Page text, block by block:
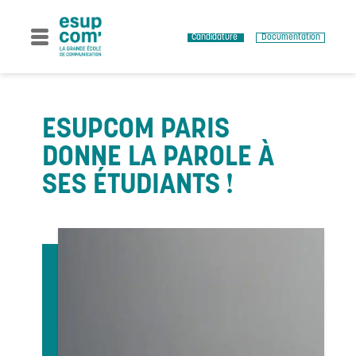
content
Candidature Documentation
ESUPCOM PARIS
DONNE LA PAROLE À
SES ÉTUDIANTS !